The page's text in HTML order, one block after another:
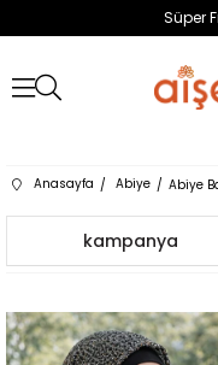
Süper
Anasayfa Abiye Abiye
Sıralama